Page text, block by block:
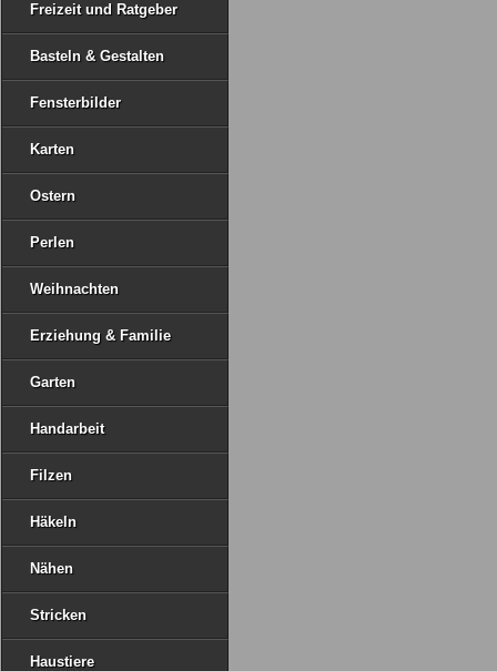
Freizeit und Ratgeber
Basteln & Gestalten
Fensterbilder
Karten
Ostern
Perlen
Weihnachten
Erziehung & Familie
Garten
Handarbeit
Filzen
Häkeln
Nähen
Stricken
Haustiere